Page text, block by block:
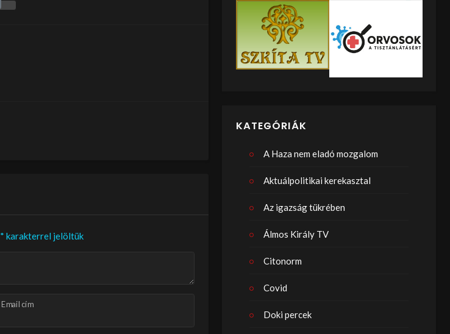
* karakterrel jelöltük
Email cím
KATEGÓRIÁK
A Haza nem eladó mozgalom
Aktuálpolitikai kerekasztal
Az igazság tükrében
Álmos Király TV
Citonorm
Covid
Doki percek